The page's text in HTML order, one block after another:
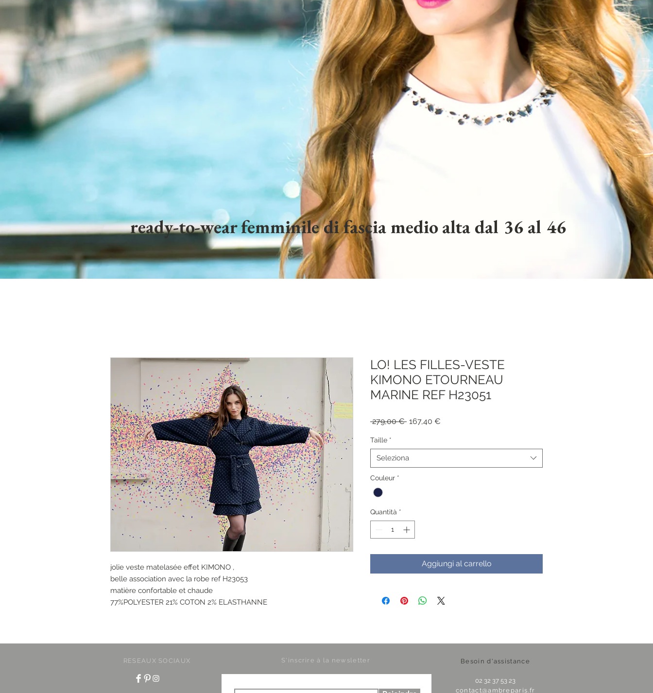
ready-to-wear femminile di fascia medio alta dal 36 al 46
jolie veste matelasée effet KIMONO ,
belle association avec la robe ref H23053
matière confortable et chaude
77%POLYESTER 21% COTON 2% ELASTHANNE
LO! LES FILLES-VESTE
KIMONO ETOURNEAU
MARINE REF H23051
279,00 € Prezzo
167,40 €
Taille *
Seleziona
Couleur *
Quantità *
Aggiungi al carrello
RESEAUX SOCIAUX S'inscrire à la newsletter Besoin d'assistance
02 32 37 53 23
contact@ambreparis.fr